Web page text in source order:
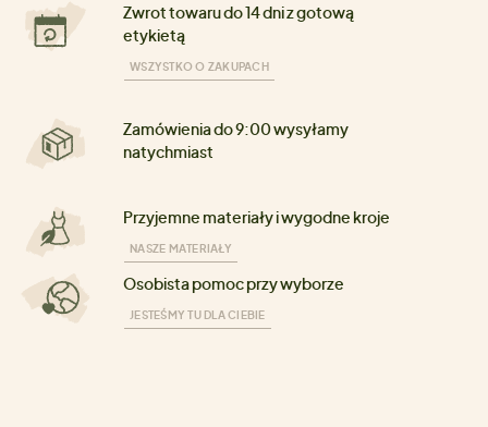
Zwrot towaru do 14 dni z gotową
etykietą
WSZYSTKO O ZAKUPACH
Zamówienia do 9:00 wysyłamy
natychmiast
Przyjemne materiały i wygodne kroje
NASZE MATERIAŁY
Osobista pomoc przy wyborze
JESTEŚMY TU DLA CIEBIE